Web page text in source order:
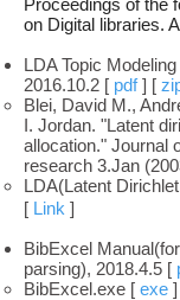
Proceedings of the
on Digital libraries.
LDA Topic
2016.10.2 [ pdf] [
Blei, David M.,
I. Jordan. "Latent
allocation." Journal
research 3.Jan
LDA(Latent
[ Link ]
BibExcel
parsing), 2018.4.5 [
BibExcel.exe [ exe ]​